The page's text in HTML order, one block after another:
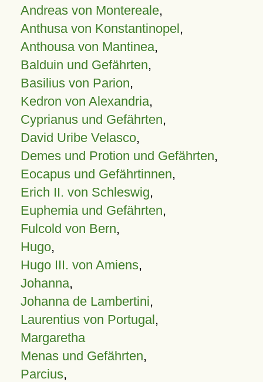
Andreas von Montereale,
Anthusa von Konstantinopel,
Anthousa von Mantinea,
Balduin und Gefährten,
Basilius von Parion,
Kedron von Alexandria,
Cyprianus und Gefährten,
David Uribe Velasco,
Demes und Protion und Gefährten,
Eocapus und Gefährtinnen,
Erich II. von Schleswig,
Euphemia und Gefährten,
Fulcold von Bern,
Hugo,
Hugo III. von Amiens,
Johanna,
Johanna de Lambertini,
Laurentius von Portugal,
Margaretha
Menas und Gefährten,
Parcius,